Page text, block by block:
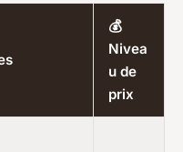
💰
Nivea
u de
prix